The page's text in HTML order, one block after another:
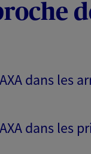
dans les
dans les